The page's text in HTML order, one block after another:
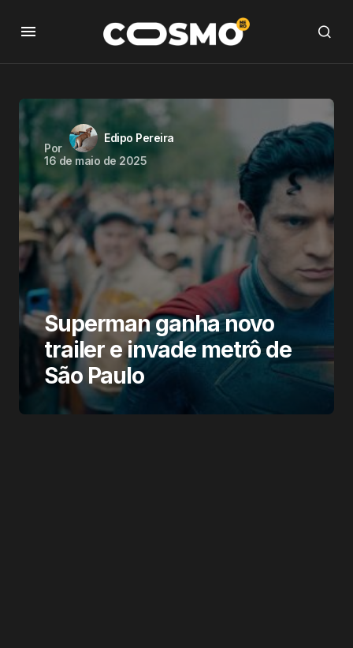
Por
Edipo Pereira
16 de maio de 2025
Superman ganha novo
trailer e invade metrô de
São Paulo